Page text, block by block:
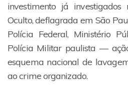
investimento já investigados
Oculto, deflagrada em São
Polícia Federal, Ministério
Polícia Militar paulista —
esquema nacional de
ao crime organizado.